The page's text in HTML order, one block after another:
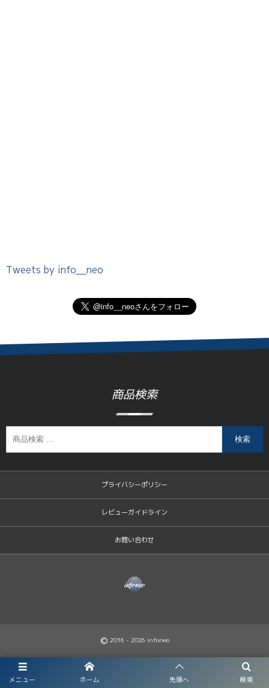
Tweets by info__neo
メニュー 検索
ホーム 先頭へ
商品検索
検索
プライバシーポリシー
レビューガイドライン
お問い合わせ
© 2016 - 2026 infoneo